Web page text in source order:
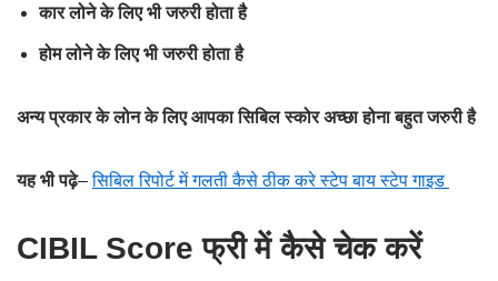
कार लोने के लिए भी जरुरी होता है
होम लोने के लिए भी जरुरी होता है
अन्य प्रकार के लोन के लिए आपका सिबिल स्कोर अच्छा होना बहुत जरुरी है
यह भी पढ़े–सिबिल रिपोर्ट में गलती कैसे ठीक करे स्टेप बाय स्टेप गाइड
CIBIL Score फ्री में कैसे चेक करें